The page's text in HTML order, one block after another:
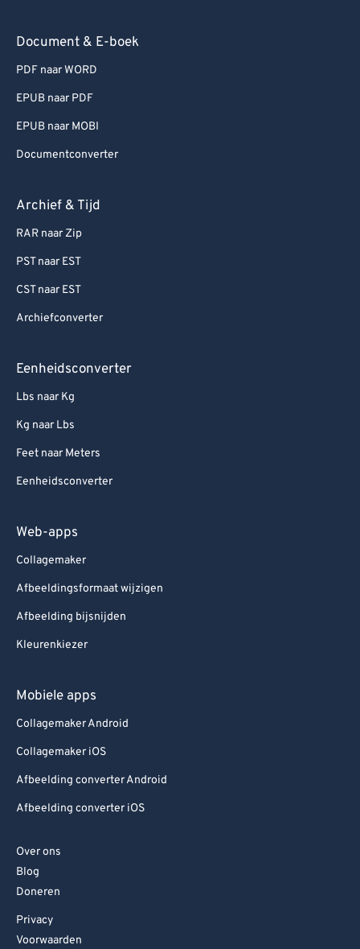
Document & E-boek
PDF naar WORD
EPUB naar PDF
EPUB naar MOBI
Documentconverter
Archief & Tijd
RAR naar Zip
PST naar EST
CST naar EST
Archiefconverter
Eenheidsconverter
Lbs naar Kg
Kg naar Lbs
Feet naar Meters
Eenheidsconverter
Web-apps
Collagemaker
Afbeeldingsformaat wijzigen
Afbeelding bijsnijden
Kleurenkiezer
Mobiele apps
Collagemaker Android
Collagemaker iOS
Afbeelding converter Android
Afbeelding converter iOS
Over ons
Blog
Doneren
Privacy
Voorwaarden